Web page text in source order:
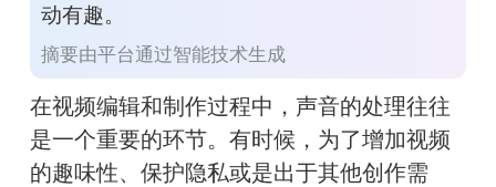
动有趣。
摘要由平台通过智能技术生成
在视频编辑和制作过程中，声音的处理往往
是一个重要的环节。有时候，为了增加视频
的趣味性、保护隐私或是出于其他创作需